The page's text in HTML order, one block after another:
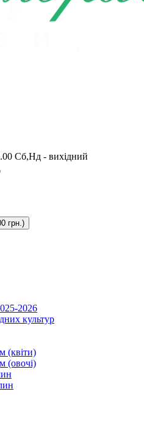
Сб,Нд - вихідний
грн.)
2026
культур
(квіти)
(овочі)